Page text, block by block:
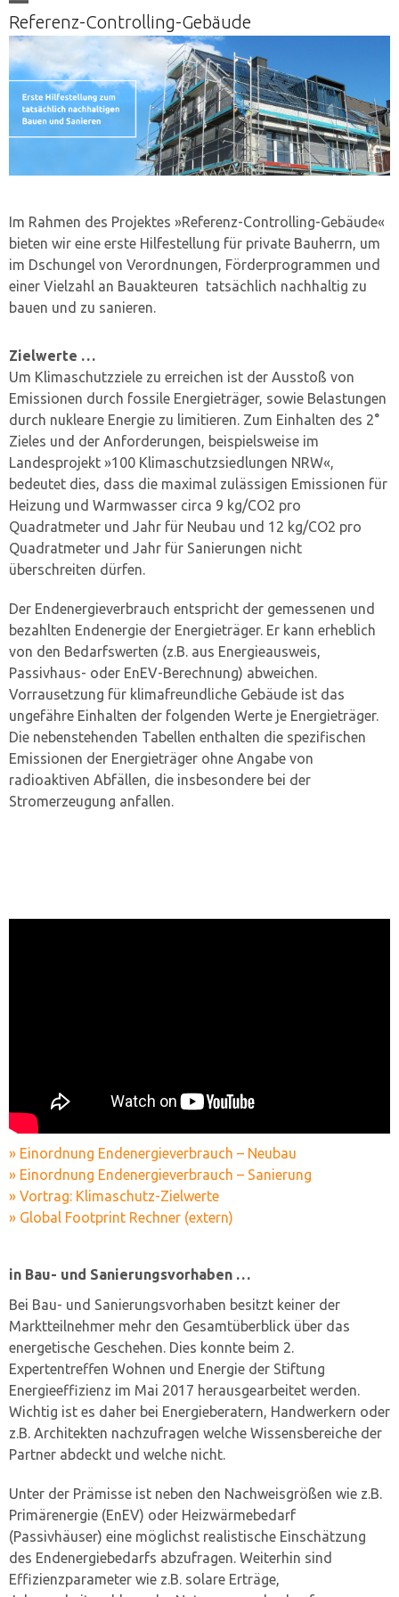
to
content
Referenz-Controlling-Gebäude
Open
mobile
menu
Close
mobile
menu
Im Rahmen des Projektes »Referenz-Controlling-Gebäude«
bieten wir eine erste Hilfestellung für private Bauherrn, um
im Dschungel von Verordnungen, Förderprogrammen und
einer Vielzahl an Bauakteuren tatsächlich nachhaltig zu
bauen und zu sanieren.
Zielwerte …
Um Klimaschutzziele zu erreichen ist der Ausstoß von
Emissionen durch fossile Energieträger, sowie Belastungen
durch nukleare Energie zu limitieren. Zum Einhalten des 2°
Zieles und der Anforderungen, beispielsweise im
Landesprojekt »100 Klimaschutzsiedlungen NRW«,
bedeutet dies, dass die maximal zulässigen Emissionen für
Heizung und Warmwasser circa 9 kg/CO2 pro
Quadratmeter und Jahr für Neubau und 12 kg/CO2 pro
Quadratmeter und Jahr für Sanierungen nicht
überschreiten dürfen.
Der Endenergieverbrauch entspricht der gemessenen und
bezahlten Endenergie der Energieträger. Er kann erheblich
von den Bedarfswerten (z.B. aus Energieausweis,
Passivhaus- oder EnEV-Berechnung) abweichen.
Vorrausetzung für klimafreundliche Gebäude ist das
ungefähre Einhalten der folgenden Werte je Energieträger.
Die nebenstehenden Tabellen enthalten die spezifischen
Emissionen der Energieträger ohne Angabe von
radioaktiven Abfällen, die insbesondere bei der
Stromerzeugung anfallen.
» Einordnung Endenergieverbrauch – Neubau
» Einordnung Endenergieverbrauch – Sanierung
» Vortrag: Klimaschutz-Zielwerte
» Global Footprint Rechner (extern)
in Bau- und Sanierungsvorhaben …
Bei Bau- und Sanierungsvorhaben besitzt keiner der
Marktteilnehmer mehr den Gesamtüberblick über das
energetische Geschehen. Dies konnte beim 2.
Expertentreffen Wohnen und Energie der Stiftung
Energieeffizienz im Mai 2017 herausgearbeitet werden.
Wichtig ist es daher bei Energieberatern, Handwerkern oder
z.B. Architekten nachzufragen welche Wissensbereiche der
Partner abdeckt und welche nicht.
Unter der Prämisse ist neben den Nachweisgrößen wie z.B.
Primärenergie (EnEV) oder Heizwärmebedarf
(Passivhäuser) eine möglichst realistische Einschätzung
des Endenergiebedarfs abzufragen. Weiterhin sind
Effizienzparameter wie z.B. solare Erträge,